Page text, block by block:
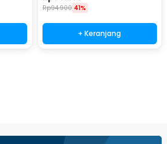
Rp94.900 41%
+ Keranjang